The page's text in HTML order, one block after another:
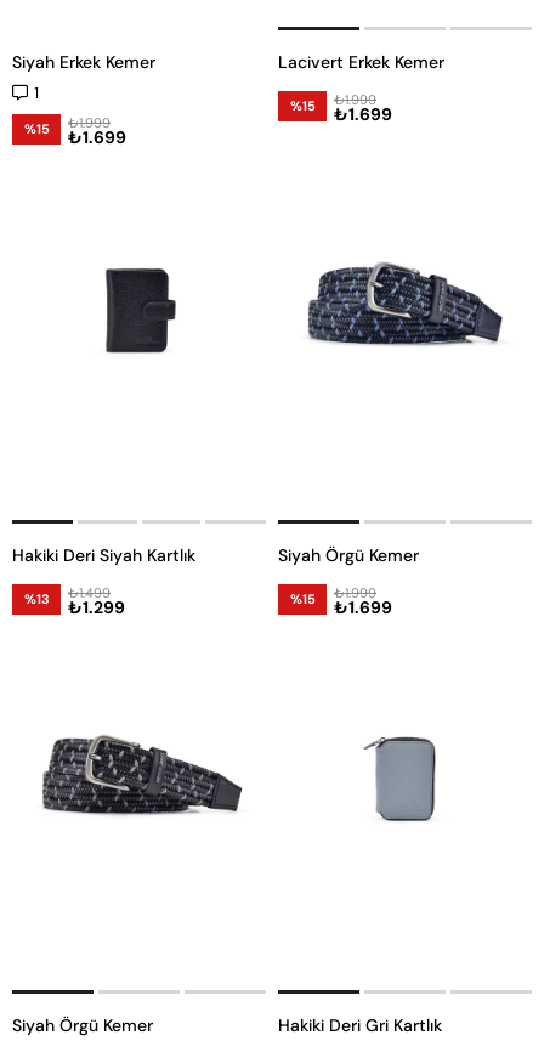
Siyah Erkek Kemer
1
%15 ₺1.699
₺1.999
Lacivert Erkek Kemer
%15 ₺1.699
₺1.999
Hakiki Deri Siyah Kartlık
%13 ₺1.299
₺1.499
Siyah Örgü Kemer
%15 ₺1.699
₺1.999
Siyah Örgü Kemer Hakiki Deri Gri Kartlık